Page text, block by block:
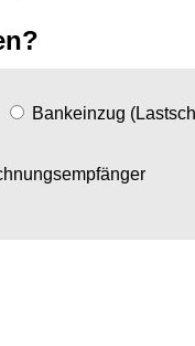
Bankeinzug